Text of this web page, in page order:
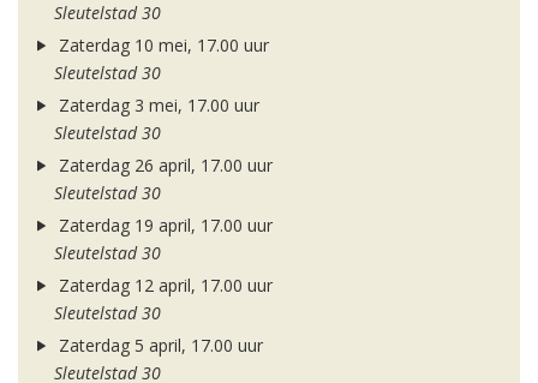
Sleutelstad 30
Zaterdag 10 mei, 17.00 uur
Sleutelstad 30
Zaterdag 3 mei, 17.00 uur
Sleutelstad 30
Zaterdag 26 april, 17.00 uur
Sleutelstad 30
Zaterdag 19 april, 17.00 uur
Sleutelstad 30
Zaterdag 12 april, 17.00 uur
Sleutelstad 30
Zaterdag 5 april, 17.00 uur
Sleutelstad 30